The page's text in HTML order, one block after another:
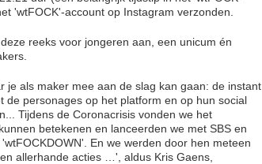
'wtFOCK'-account op Instagram verzonden.
reeks voor jongeren aan, een unicum én
je als maker mee aan de slag kan gaan: de instant
personages op het platform en op hun social
Tijdens de Coronacrisis vonden we het
betekenen en lanceerden we met SBS en
En we werden door hen meteen
allerhande acties …', aldus Kris Gaens,